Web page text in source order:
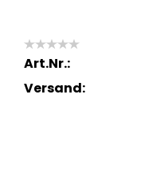
Art.Nr.:
Versand: